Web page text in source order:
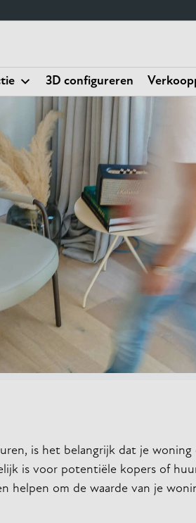
3D configureren
is het belangrijk dat je
is voor potentiële kopers of
helpen om de waarde van je